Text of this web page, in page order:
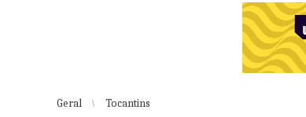
Geral Tocantins